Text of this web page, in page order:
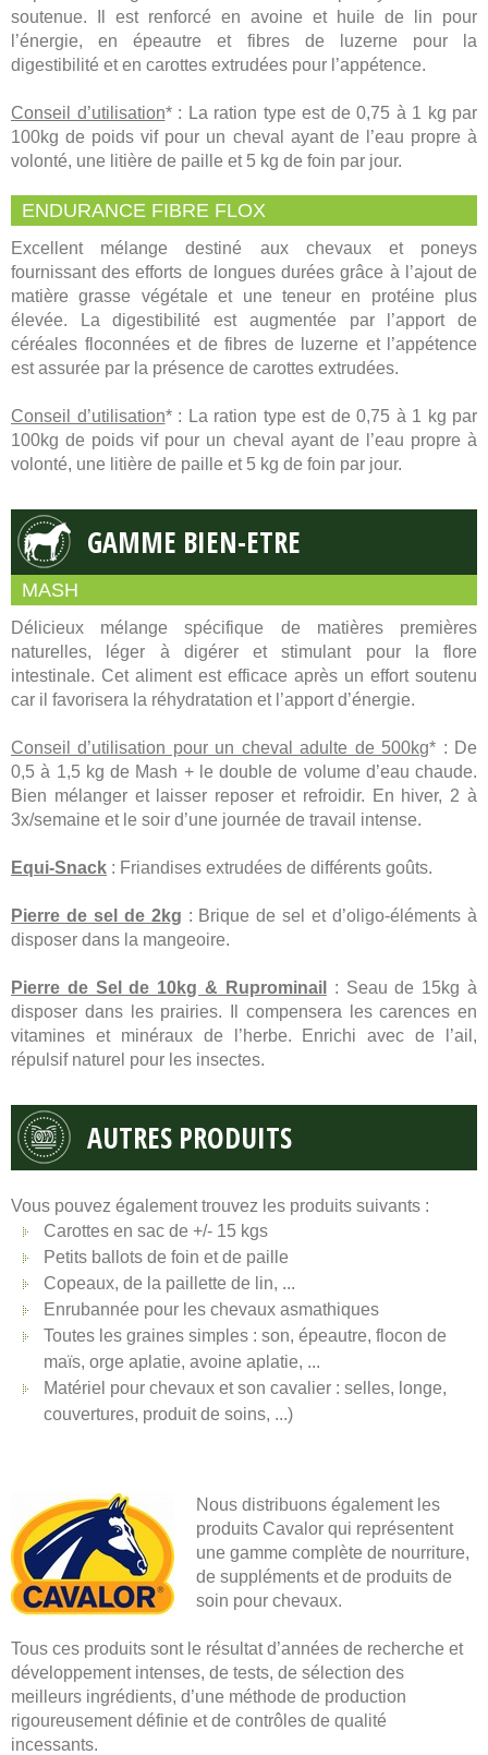
soutenue. Il est renforcé en avoine et huile de lin pour
l’énergie, en épeautre et fibres de luzerne pour la
digestibilité et en carottes extrudées pour l’appétence.
Conseil d’utilisation* : La ration type est de 0,75 à 1 kg par
100kg de poids vif pour un cheval ayant de l’eau propre à
volonté, une litière de paille et 5 kg de foin par jour.
ENDURANCE FIBRE FLOX
Excellent mélange destiné aux chevaux et poneys
fournissant des efforts de longues durées grâce à l’ajout de
matière grasse végétale et une teneur en protéine plus
élevée. La digestibilité est augmentée par l’apport de
céréales floconnées et de fibres de luzerne et l’appétence
est assurée par la présence de carottes extrudées.
Conseil d’utilisation* : La ration type est de 0,75 à 1 kg par
100kg de poids vif pour un cheval ayant de l’eau propre à
volonté, une litière de paille et 5 kg de foin par jour.
GAMME BIEN-ETRE
MASH
Délicieux mélange spécifique de matières premières
naturelles, léger à digérer et stimulant pour la flore
intestinale. Cet aliment est efficace après un effort soutenu
car il favorisera la réhydratation et l’apport d’énergie.
Conseil d’utilisation pour un cheval adulte de 500kg* : De
0,5 à 1,5 kg de Mash + le double de volume d’eau chaude.
Bien mélanger et laisser reposer et refroidir. En hiver, 2 à
3x/semaine et le soir d’une journée de travail intense.
Equi-Snack : Friandises extrudées de différents goûts.
Pierre de sel de 2kg : Brique de sel et d’oligo-éléments à
disposer dans la mangeoire.
Pierre de Sel de 10kg & Ruprominail
: Seau de 15kg à
disposer dans les prairies. Il compensera les carences en
vitamines et minéraux de l’herbe. Enrichi avec de l’ail,
répulsif naturel pour les insectes.
AUTRES PRODUITS
Vous pouvez également trouvez les produits suivants :
Carottes en sac de +/- 15 kgs
Petits ballots de foin et de paille
Copeaux, de la paillette de lin, ...
Enrubannée pour les chevaux asmathiques
Toutes les graines simples : son, épeautre, flocon de
maïs, orge aplatie, avoine aplatie, ...
Matériel pour chevaux et son cavalier : selles, longe,
couvertures, produit de soins, ...)
Nous distribuons également les
produits Cavalor qui représentent
une gamme complète de nourriture,
de suppléments et de produits de
soin pour chevaux.
Tous ces produits sont le résultat d’années de recherche et
développement intenses, de tests, de sélection des
meilleurs ingrédients, d’une méthode de production
rigoureusement définie et de contrôles de qualité
incessants.